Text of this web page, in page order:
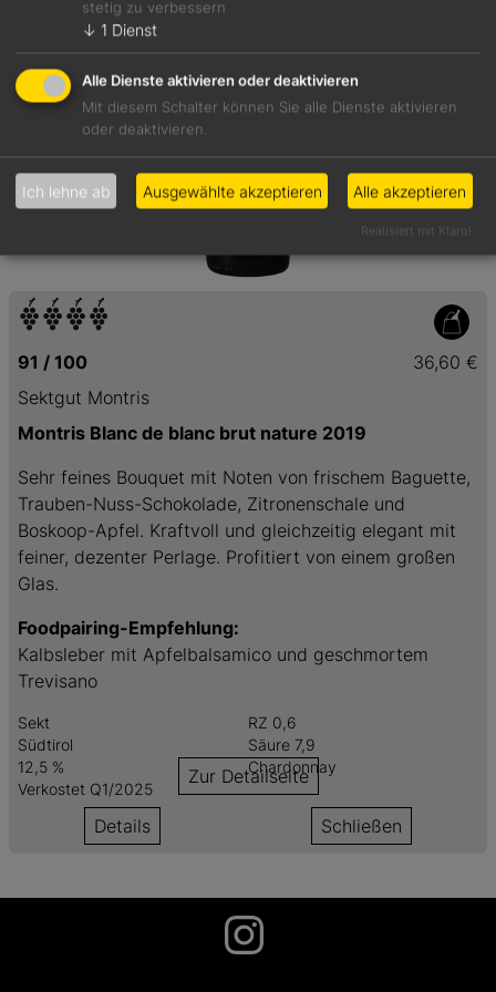
91 / 100
36,60 €
Sektgut Montris
Montris Blanc de blanc brut nature 2019
Sehr feines Bouquet mit Noten von frischem Baguette,
Trauben-Nuss-Schokolade, Zitronenschale und
Boskoop-Apfel. Kraftvoll und gleichzeitig elegant mit
feiner, dezenter Perlage. Profitiert von einem großen
Glas.
Foodpairing-Empfehlung:
Kalbsleber mit Apfelbalsamico und geschmortem
Trevisano
Sekt
RZ 0,6
Südtirol
Säure 7,9
12,5 %
Chardonnay
Verkostet Q1/2025
Zur Detailseite
Details Schließen
stetig zu verbessern
↓ 1 Dienst
Alle Dienste aktivieren oder deaktivieren
Mit diesem Schalter können Sie alle Dienste aktivieren
oder deaktivieren.
Ich lehne ab Ausgewählte akzeptieren Alle akzeptieren
Realisiert mit Klaro!